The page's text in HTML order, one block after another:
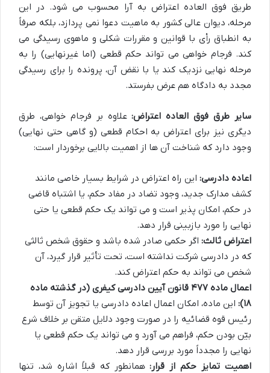
طریق فوق العاده اعتراض به آرا محسوب می شود. در این
مرحله، دیوان عالی کشور به ماهیت دعوا نمی پردازد، بلکه صرفاً
به انطباق رأی با قوانین و مقررات شکلی و ماهوی رسیدگی می
کند. فرجام خواهی می تواند حکم قطعی (اما غیرنهایی) را به
مرحله نهایی نزدیک کند یا با نقض آن، پرونده را برای رسیدگی
مجدد به دادگاه هم عرض بفرستد.
سایر طرق فوق العاده اعتراض:علاوه بر فرجام خواهی، طرق
دیگری نیز برای اعتراض به احکام قطعی (و گاهی حتی نهایی)
وجود دارد که شناخت آن ها از اهمیت بالایی برخوردار است:
اعاده دادرسی: این راه اعتراض در شرایط بسیار خاصی مانند
کشف مدارک جدید، وجود تضاد در مفاد حکم، یا اشتباه قاضی
در حکم، امکان پذیر است و می تواند یک حکم قطعی یا حتی
نهایی را مورد بازبینی قرار دهد.
اعتراض ثالث: اگر حکمی صادر شده باشد و حقوق شخص ثالثی
که در دادرسی شرکت نداشته است، تحت تأثیر قرار گیرد، آن
شخص می تواند به حکم اعتراض کند.
اعمال ماده ۴۷۷ قانون آیین دادرسی کیفری (در گذشته ماده
۱۸):
این ماده، امکان اعمال اعاده دادرسی یا تجویز آن توسط
رئیس قوه قضائیه را در صورت وجود دلایل متقن بر خلاف شرع
بیّن بودن حکم، فراهم می آورد و می تواند یک حکم قطعی یا
نهایی را مجدداً مورد بررسی قرار دهد.
اهمیت تمایز حکم از قرار:همانطور که قبلاً اشاره شد، تنها